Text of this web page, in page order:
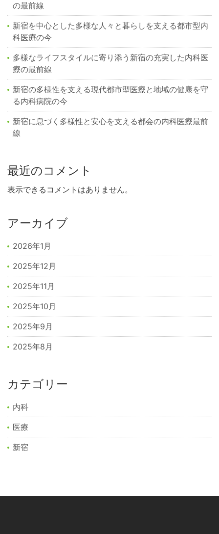
の最前線
新宿を中心とした多様な人々と暮らしを支える都市型内
科医療の今
多様なライフスタイルに寄り添う新宿の充実した内科医
療の最前線
新宿の多様性を支える現代都市型医療と地域の健康を守
る内科病院の今
新宿に息づく多様性と安心を支える都会の内科医療最前
線
最近のコメント
表示できるコメントはありません。
アーカイブ
2026年1月
2025年12月
2025年11月
2025年10月
2025年9月
2025年8月
カテゴリー
内科
医療
新宿